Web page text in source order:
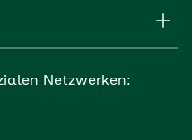
Netzwerken: